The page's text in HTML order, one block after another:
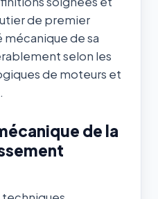
de premier
de sa
selon les
de moteurs et
de la